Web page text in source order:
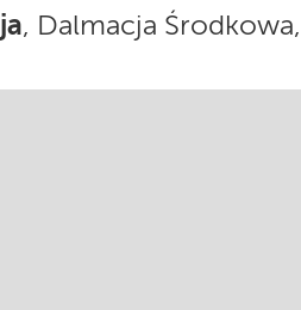
, Dalmacja Środkowa,